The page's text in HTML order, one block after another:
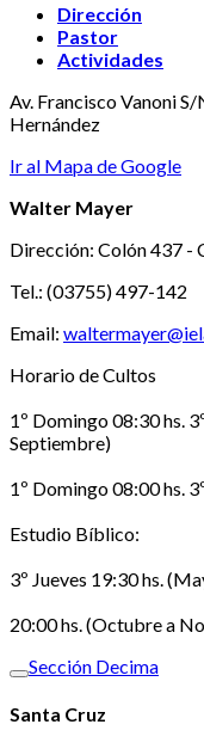
Dirección
Pastor
Actividades
Av. Francisco Vanoni
Hernández
Ir al Mapa de Google
Walter Mayer
Dirección: Colón 437 -
Tel.: (03755) 497-142
Email:
Horario de Cultos
1º Domingo 08:30 hs.
Septiembre)
1º Domingo 08:00 hs.
Estudio Bíblico:
3º Jueves 19:30 hs.
20:00 hs. (Octubre a
Sección Decima
Santa Cruz